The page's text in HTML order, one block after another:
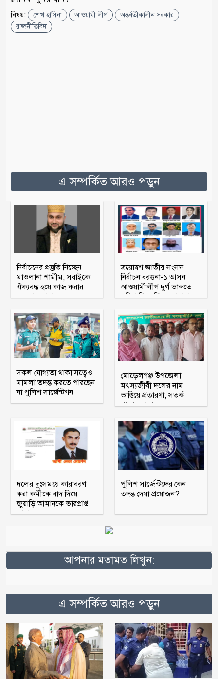
বিষয়: শেখ হাসিনা আওয়ামী লীগ
অন্তর্বর্তীকালীন সরকার
রাজনীতিবিদ
এ সম্পর্কিত আরও পড়ুন
নির্বাচনের প্রস্তুতি নিচ্ছেন
মাওলানা শামীম, সবাইকে
ঐক্যবদ্ধ হয়ে কাজ করার
অহব্বান জানান
ত্রয়োদ্বশ জাতীয় সংসদ
নির্বাচন বরগুনা-১ আসন
আওয়ামীলীগ দুর্গ ভাঙ্গতে
মরিয়া বিএনপি ও জামায়াত
সকল যোগ্যতা থাকা সত্বেও
মামলা তদন্ত করতে পারছেন
না পুলিশ সার্জেন্টগন
মোড়েলগঞ্জ উপজেলা
মৎস্যজীবী দলের নাম
ভাঙিয়ে প্রতারণা, সতর্ক
থাকার আহ্বান
দলের দুঃসময়ে কারাবরণ
করা কর্মীকে বাদ দিয়ে
জুয়াড়ি আমানকে ভারপ্রাপ্ত
আহ্বায়ক
পুলিশ সার্জেন্টদের কেন
তদন্ত দেয়া প্রয়োজন?
আপনার মতামত লিখুন:
এ সম্পর্কিত আরও পড়ুন